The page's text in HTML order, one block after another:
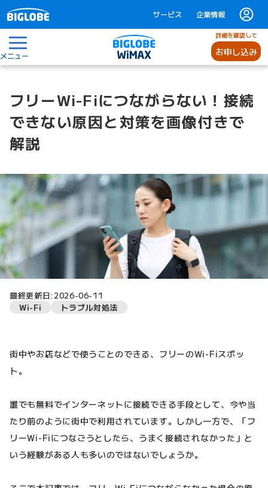
サービス 企業情報
メニュー
詳細を確認して
お申し込み
フリーWi-Fiにつながらない！接続
できない原因と対策を画像付きで
解説
最終更新日:2026-06-11
Wi-Fi
トラブル対処法
街中やお店などで使うことのできる、フリーのWi-Fiスポッ
ト。
誰でも無料でインターネットに接続できる手段として、今や当
たり前のように街中で利用されています。しかし一方で、「フ
リーWi-Fiにつなごうとしたら、うまく接続されなかった」と
いう経験がある人も多いのではないでしょうか。